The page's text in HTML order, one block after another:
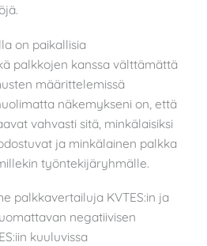
on paikallisia
palkkojen kanssa välttämättä
määrittelemissä
näkemykseni on, että
vahvasti sitä, minkälaisiksi
ja minkälainen palkka
työntekijäryhmälle.
palkkavertailuja KVTES:in ja
negatiivisen
kuuluvissa